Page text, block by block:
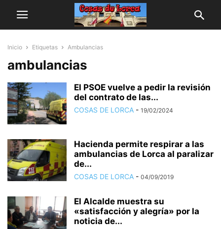
Inicio Etiquetas Ambulancias
ambulancias
El PSOE vuelve a pedir la revisión
del contrato de las...
COSAS DE LORCA - 19/02/2024
Hacienda permite respirar a las
ambulancias de Lorca al paralizar
de...
COSAS DE LORCA - 04/09/2019
El Alcalde muestra su
«satisfacción y alegría» por la
noticia de...